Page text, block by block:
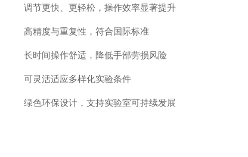
调节更快、更轻松，操作效率显著提升
高精度与重复性，符合国际标准
长时间操作舒适，降低手部劳损风险
可灵活适应多样化实验条件
绿色环保设计，支持实验室可持续发展